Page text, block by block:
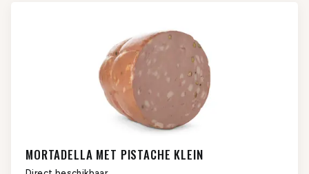
MORTADELLA MET PISTACHE KLEIN